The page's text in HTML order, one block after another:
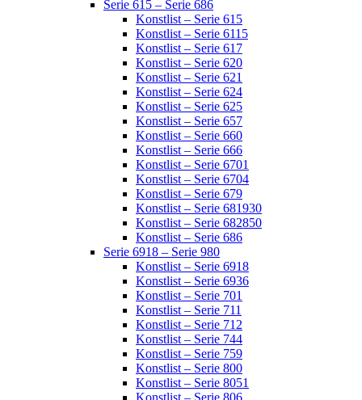
Serie 615 – Serie 686
Konstlist – Serie 615
Konstlist – Serie 6115
Konstlist – Serie 617
Konstlist – Serie 620
Konstlist – Serie 621
Konstlist – Serie 624
Konstlist – Serie 625
Konstlist – Serie 657
Konstlist – Serie 660
Konstlist – Serie 666
Konstlist – Serie 6701
Konstlist – Serie 6704
Konstlist – Serie 679
Konstlist – Serie 681930
Konstlist – Serie 682850
Konstlist – Serie 686
Serie 6918 – Serie 980
Konstlist – Serie 6918
Konstlist – Serie 6936
Konstlist – Serie 701
Konstlist – Serie 711
Konstlist – Serie 712
Konstlist – Serie 744
Konstlist – Serie 759
Konstlist – Serie 800
Konstlist – Serie 8051
Konstlist – Serie 806